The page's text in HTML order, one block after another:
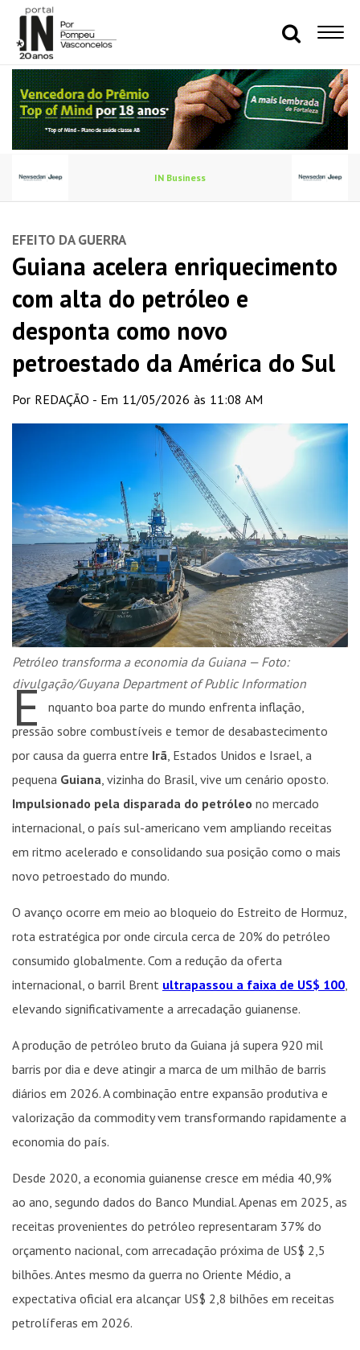
IN Business
EFEITO DA GUERRA
Guiana acelera enriquecimento
com alta do petróleo e
desponta como novo
petroestado da América do Sul
Por REDAÇÃO - Em 11/05/2026 às 11:08 AM
Petróleo transforma a economia da Guiana — Foto:
divulgação/Guyana Department of Public Information
E nquanto boa parte do mundo enfrenta inflação,
pressão sobre combustíveis e temor de desabastecimento
por causa da guerra entre Irã, Estados Unidos e Israel, a
pequena Guiana, vizinha do Brasil, vive um cenário oposto.
Impulsionado pela disparada do petróleo no mercado
internacional, o país sul-americano vem ampliando receitas
em ritmo acelerado e consolidando sua posição como o mais
novo petroestado do mundo.
O avanço ocorre em meio ao bloqueio do Estreito de Hormuz,
rota estratégica por onde circula cerca de 20% do petróleo
consumido globalmente. Com a redução da oferta
internacional, o barril Brent ultrapassou a faixa de US$ 100,
elevando significativamente a arrecadação guianense.
A produção de petróleo bruto da Guiana já supera 920 mil
barris por dia e deve atingir a marca de um milhão de barris
diários em 2026. A combinação entre expansão produtiva e
valorização da commodity vem transformando rapidamente a
economia do país.
Desde 2020, a economia guianense cresce em média 40,9%
ao ano, segundo dados do Banco Mundial. Apenas em 2025, as
receitas provenientes do petróleo representaram 37% do
orçamento nacional, com arrecadação próxima de US$ 2,5
bilhões. Antes mesmo da guerra no Oriente Médio, a
expectativa oficial era alcançar US$ 2,8 bilhões em receitas
petrolíferas em 2026.